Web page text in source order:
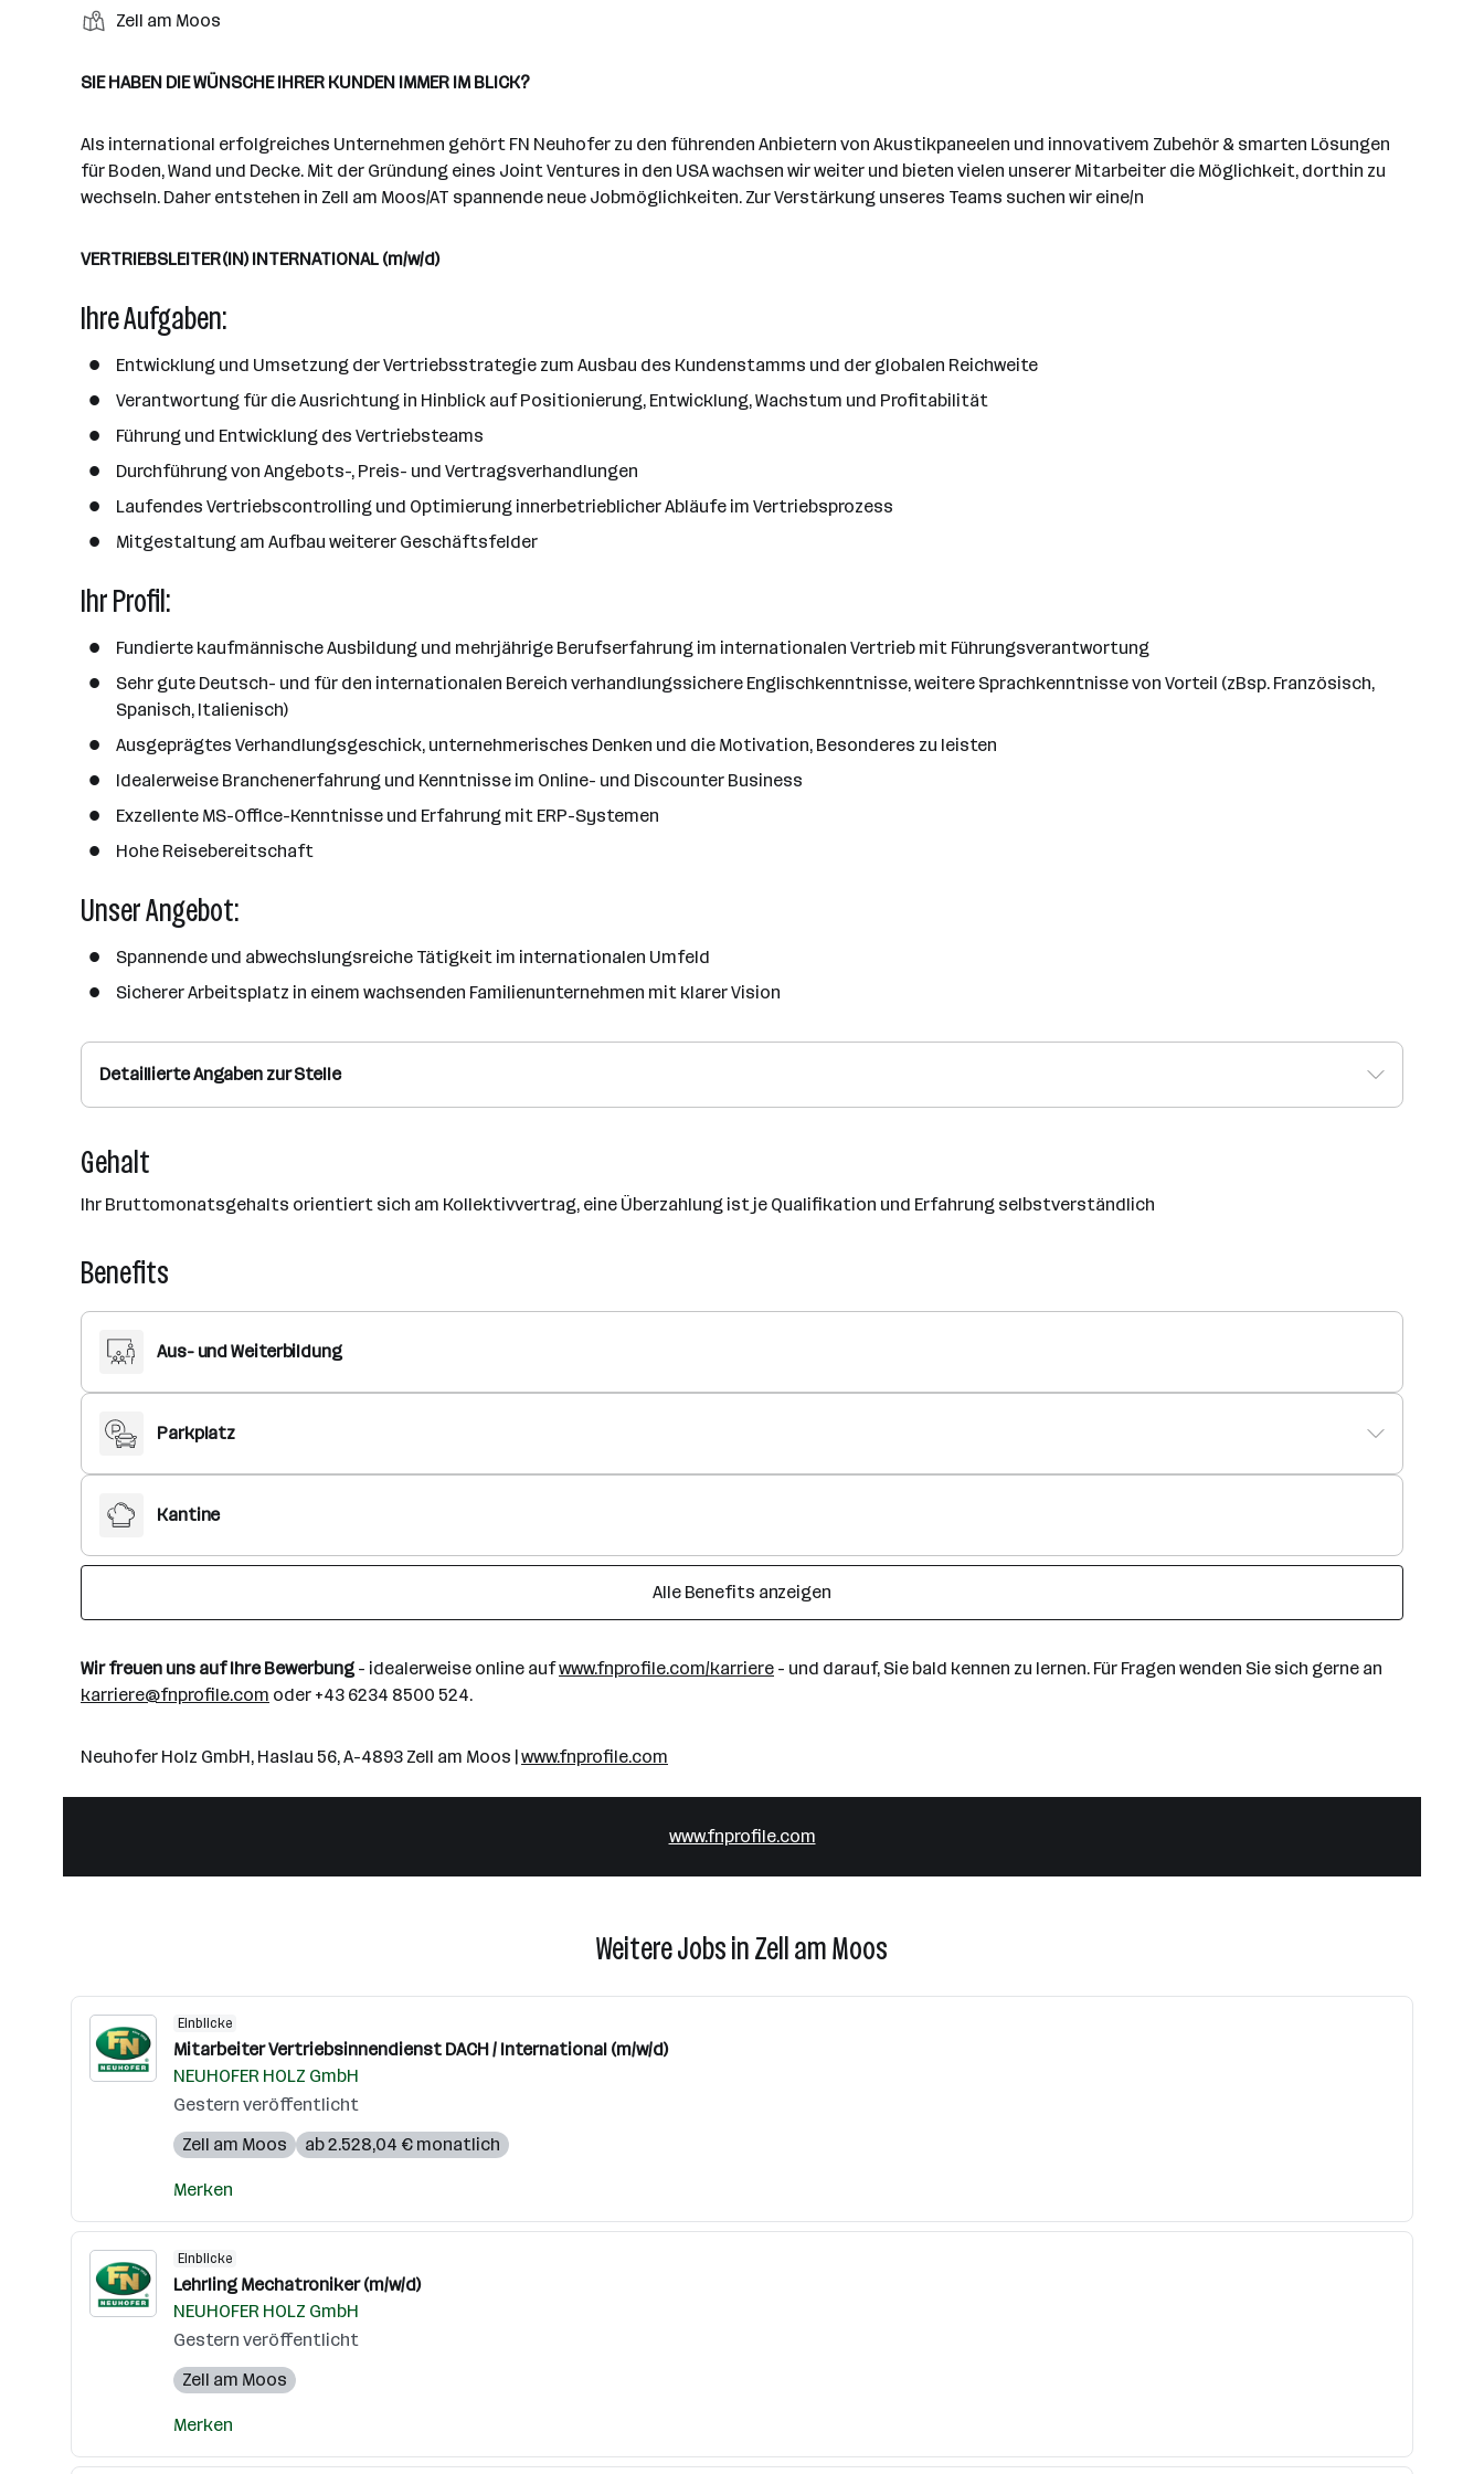
t
n
e
l
e
S
l
e
n
e
t
e
b
e
i
t
r
e
i
t
r
i
n
n
a
a
h
S
a
o
r
t
Zell am Moos
SIE HABEN DIE WÜNSCHE IHRER KUNDEN IMMER IM BLICK?
Als international erfolgreiches Unternehmen gehört FN Neuhofer zu den führenden Anbietern von Akustikpaneelen und innovativem Zubehör & smarten Lösungen
für Boden, Wand und Decke. Mit der Gründung eines Joint Ventures in den USA wachsen wir weiter und bieten vielen unserer Mitarbeiter die Möglichkeit, dorthin zu
wechseln. Daher entstehen in Zell am Moos/AT spannende neue Jobmöglichkeiten. Zur Verstärkung unseres Teams suchen wir eine/n
VERTRIEBSLEITER(IN) INTERNATIONAL (m/w/d)
Ihre Aufgaben:
Entwicklung und Umsetzung der Vertriebsstrategie zum Ausbau des Kundenstamms und der globalen Reichweite
Verantwortung für die Ausrichtung in Hinblick auf Positionierung, Entwicklung, Wachstum und Profitabilität
Führung und Entwicklung des Vertriebsteams
Durchführung von Angebots-, Preis- und Vertragsverhandlungen
Laufendes Vertriebscontrolling und Optimierung innerbetrieblicher Abläufe im Vertriebsprozess
Mitgestaltung am Aufbau weiterer Geschäftsfelder
Ihr Profil:
Fundierte kaufmännische Ausbildung und mehrjährige Berufserfahrung im internationalen Vertrieb mit Führungsverantwortung
Sehr gute Deutsch- und für den internationalen Bereich verhandlungssichere Englischkenntnisse, weitere Sprachkenntnisse von Vorteil (zBsp. Französisch,
Spanisch, Italienisch)
Ausgeprägtes Verhandlungsgeschick, unternehmerisches Denken und die Motivation, Besonderes zu leisten
Idealerweise Branchenerfahrung und Kenntnisse im Online- und Discounter Business
Exzellente MS-Office-Kenntnisse und Erfahrung mit ERP-Systemen
Hohe Reisebereitschaft
Unser Angebot:
Spannende und abwechslungsreiche Tätigkeit im internationalen Umfeld
Sicherer Arbeitsplatz in einem wachsenden Familienunternehmen mit klarer Vision
Detaillierte Angaben zur Stelle
Gehalt
Ihr Bruttomonatsgehalts orientiert sich am Kollektivvertrag, eine Überzahlung ist je Qualifikation und Erfahrung selbstverständlich
Benefits
Aus- und Weiterbildung
Parkplatz
Kantine
Alle Benefits anzeigen
Wir freuen uns auf Ihre Bewerbung - idealerweise online aufwww.fnprofile.com/karriere - und darauf, Sie bald kennen zu lernen. Für Fragen wenden Sie sich gerne an
karriere@fnprofile.com oder +43 6234 8500 524.
Neuhofer Holz GmbH, Haslau 56, A-4893 Zell am Moos |www.fnprofile.com
www.fnprofile.com
Weitere Jobs in Zell am Moos
Einblicke
Mitarbeiter Vertriebsinnendienst DACH / International (m/w/d)
NEUHOFER HOLZ GmbH
Gestern veröffentlicht
Zell am Moos
ab 2.528,04 € monatlich
Merken
Einblicke
Lehrling Mechatroniker (m/w/d)
NEUHOFER HOLZ GmbH
Gestern veröffentlicht
Zell am Moos
Merken